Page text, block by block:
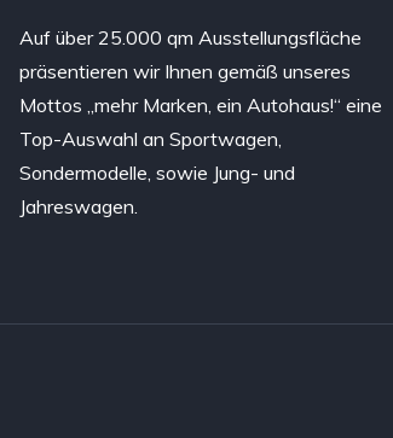
Auf über 25.000 qm Ausstellungsfläche
präsentieren wir Ihnen gemäß unseres
Mottos „mehr Marken, ein Autohaus!“ eine
Top-Auswahl an Sportwagen,
Sondermodelle, sowie Jung- und
Jahreswagen.